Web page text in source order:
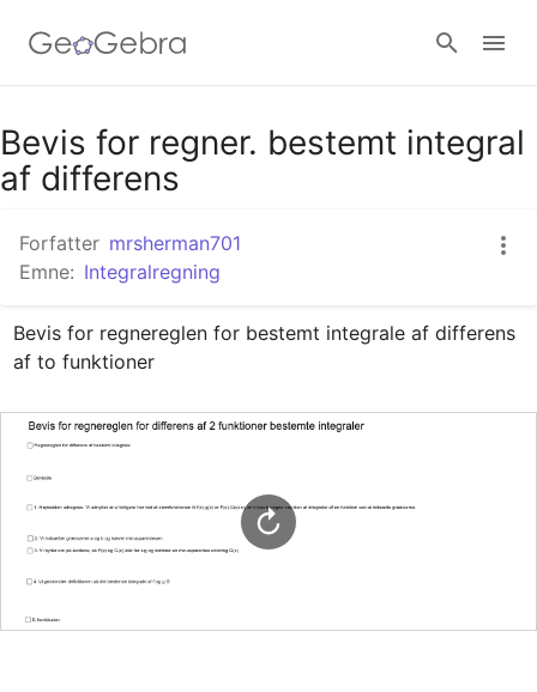
Google Classroom
Bevis for regner. bestemt integral
af differens
Forfatter mrsherman701
Emne: Integralregning
Bevis for regnereglen for bestemt integrale af differens
af to funktioner